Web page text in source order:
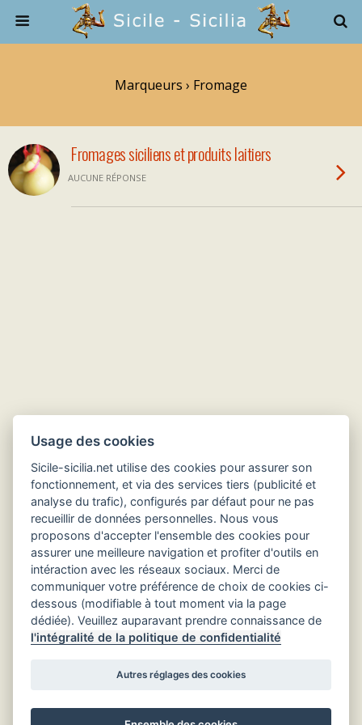
Marqueurs › Fromage
Fromages siciliens et produits laitiers
AUCUNE RÉPONSE
Hôtels en Sicile
Usage des cookies
Sicile-sicilia.net utilise des cookies pour assurer son
fonctionnement, et via des services tiers (publicité et
analyse du trafic), configurés par défaut pour ne pas
recueillir de données personnelles. Nous vous
proposons d'accepter l'ensemble des cookies pour
assurer une meilleure navigation et profiter d'outils en
intéraction avec les réseaux sociaux. Merci de
communiquer votre préférence de choix de cookies ci-
dessous (modifiable à tout moment via la page
dédiée). Veuillez auparavant prendre connaissance de
l'intégralité de la politique de confidentialité
Autres réglages des cookies